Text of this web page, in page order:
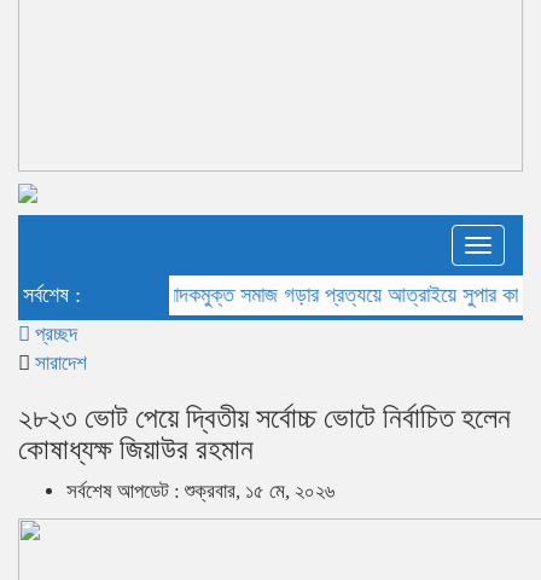
Toggle
সর্বশেষ : মাদকমুক্ত সমাজ গড়ার প্রত্যয়ে আত্রাইয়ে সুপার কাপ ফুটবল
প্রচ্ছদ
সারাদেশ
২৮২৩ ভোট পেয়ে দ্বিতীয় সর্বোচ্চ ভোটে নির্বাচিত হলেন
কোষাধ্যক্ষ জিয়াউর রহমান
সর্বশেষ আপডেট : শুক্রবার, ১৫ মে, ২০২৬